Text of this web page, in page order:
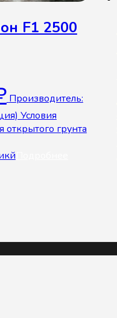
F1 2500
Производитель:
Условия
грунта